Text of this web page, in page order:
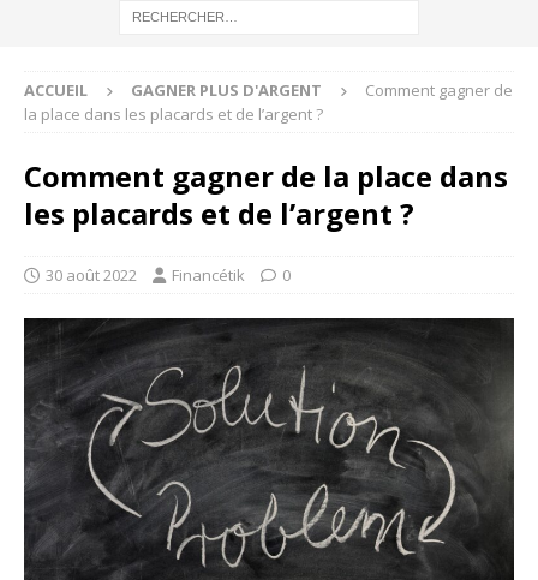
ACCUEIL GAGNER PLUS D'ARGENT
Comment gagner de
la place dans les placards et de l’argent ?
Comment gagner de la place dans
les placards et de l’argent ?
30 août 2022 Financétik 0